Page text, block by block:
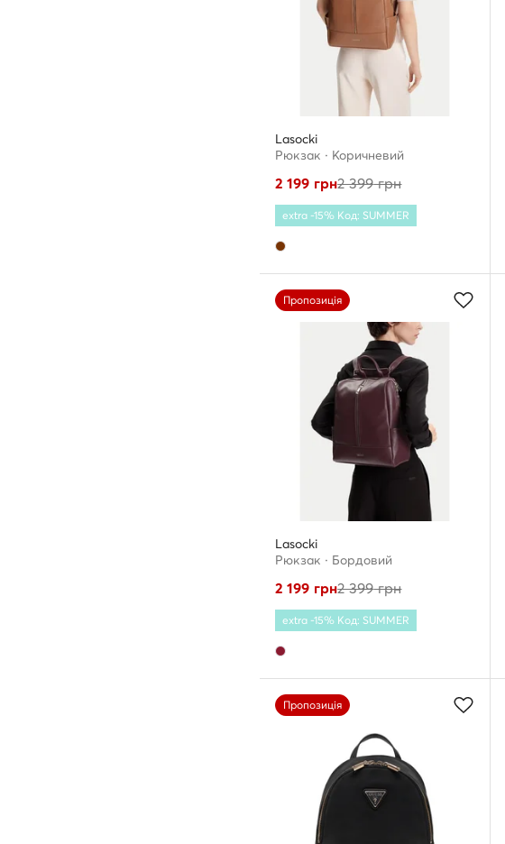
Lasocki
Рюкзак · Коричневий
2 199 грн2 399грн
extra -15% Код: SUMMER
Пропозиція
Lasocki
Рюкзак · Бордовий
2 199 грн2 399грн
extra -15% Код: SUMMER
Пропозиція